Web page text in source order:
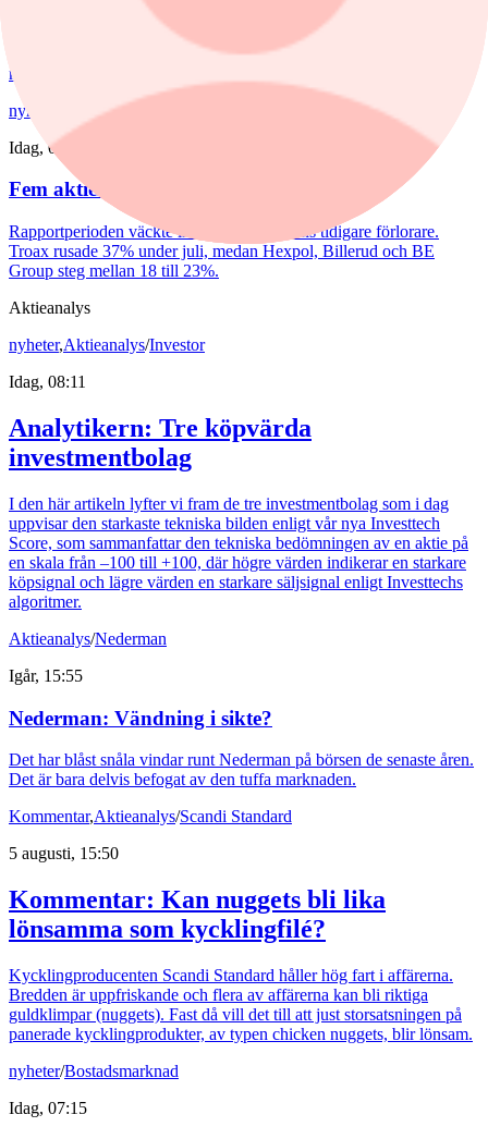
En andra våg av dyra energipriser kan nå oss redan i höst. Europas
gaslager pekar i den riktningen. Samtidigt möter svenskarna
besvärligt höga elpriser, fyra kronor dyrare bensin och att
matpriserna tickar uppåt.
nyheter
Troax
Idag, 08:48
Fem aktier som tog revansch i juli
Rapportperioden väckte liv i flera av börsens tidigare förlorare.
Troax rusade 37% under juli, medan Hexpol, Billerud och BE
Group steg mellan 18 till 23%.
Aktieanalys
nyheter,Aktieanalys/Investor
Idag, 08:11
Analytikern: Tre köpvärda
investmentbolag
I den här artikeln lyfter vi fram de tre investmentbolag som i dag
uppvisar den starkaste tekniska bilden enligt vår nya Investtech
Score, som sammanfattar den tekniska bedömningen av en aktie på
en skala från –100 till +100, där högre värden indikerar en starkare
köpsignal och lägre värden en starkare säljsignal enligt Investtechs
algoritmer.
Aktieanalys/Nederman
Igår, 15:55
Nederman: Vändning i sikte?
Det har blåst snåla vindar runt Nederman på börsen de senaste åren.
Det är bara delvis befogat av den tuffa marknaden.
Kommentar,Aktieanalys/Scandi Standard
5 augusti, 15:50
Kommentar: Kan nuggets bli lika
lönsamma som kycklingfilé?
Kycklingproducenten Scandi Standard håller hög fart i affärerna.
Bredden är uppfriskande och flera av affärerna kan bli riktiga
guldklimpar (nuggets). Fast då vill det till att just storsatsningen på
panerade kycklingprodukter, av typen chicken nuggets, blir lönsam.
nyheter/Bostadsmarknad
Idag, 07:15